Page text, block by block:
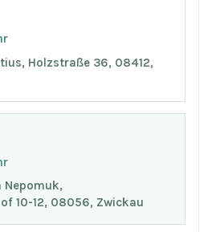
Holzstraße 36, 08412,
Nepomuk,
10-12, 08056, Zwickau